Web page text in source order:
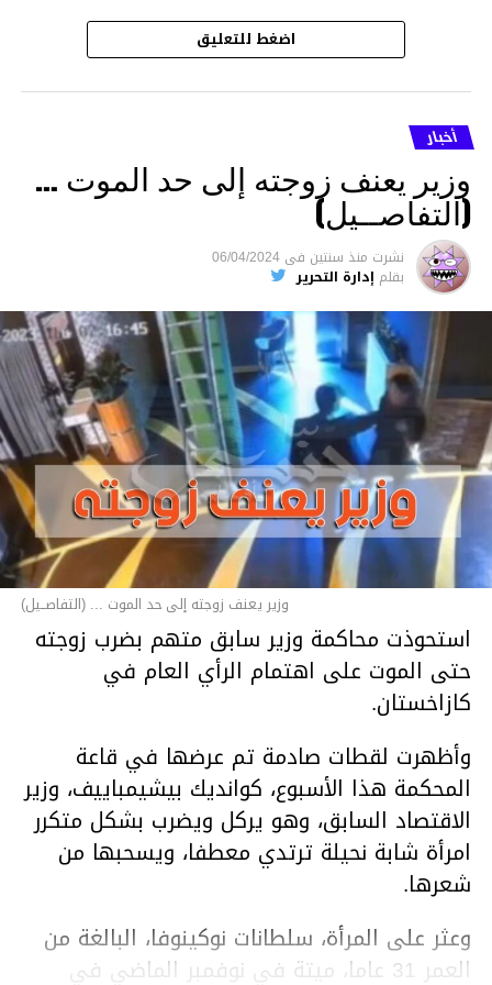
اضغط للتعليق
أخبار
وزير يعنف زوجته إلى حد الموت …
(التفاصــيل)
نشرت منذ سنتين فى 06/04/2024
بقلم إدارة التحرير
وزير يعنف زوجته إلى حد الموت ... (التفاصــيل)
استحوذت محاكمة وزير سابق متهم بضرب زوجته
حتى الموت على اهتمام الرأي العام في
كازاخستان.
وأظهرت لقطات صادمة تم عرضها في قاعة
المحكمة هذا الأسبوع، كوانديك بيشيمباييف، وزير
الاقتصاد السابق، وهو يركل ويضرب بشكل متكرر
امرأة شابة نحيلة ترتدي معطفا، ويسحبها من
شعرها.
وعثر على المرأة، سلطانات نوكينوفا، البالغة من
العمر 31 عاما، ميتة في نوفمبر الماضي في